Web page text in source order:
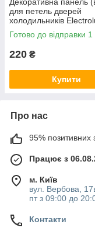
для петель дверей
холодильників
8073171020
Готово до відправки 1
220 ₴
Купити
Про нас
95% позитивних
Працює з
м. Київ
вул. Вербова,
пт з 09:00 до
Контакти